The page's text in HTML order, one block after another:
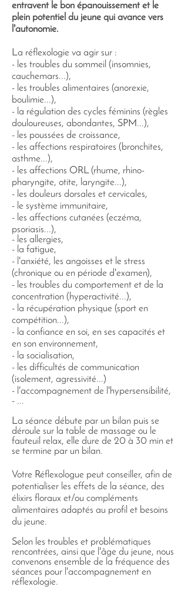
entravent le bon épanouissement et le
plein potentiel du jeune qui avance vers
l'autonomie.
La réflexologie va agir sur :
- les troubles du sommeil (insomnies,
cauchemars...),
- les troubles alimentaires (anorexie,
boulimie...),
- la régulation des cycles féminins (règles
douloureuses, abondantes, SPM...),
- les poussées de croissance,
- les affections respiratoires (bronchites,
asthme...),
- les affections ORL (rhume, rhino-
pharyngite, otite, laryngite...),
- les douleurs dorsales et cervicales,
- le système immunitaire,
- les affections cutanées (eczéma,
psoriasis...),
- les allergies,
- la fatigue,
- l'anxiété, les angoisses et le stress
(chronique ou en période d'examen),
- les troubles du comportement et de la
concentration (hyperactivité...),
- la récupération physique (sport en
compétition...),
- la confiance en soi, en ses capacités et
en son environnement,
- la socialisation,
- les difficultés de communication
(isolement, agressivité...)
- l'accompagnement de l'hypersensibilité,
- ...
La séance débute par un bilan puis se
déroule sur la table de massage ou le
fauteuil relax, elle dure de 20 à 30 min et
se termine par un bilan.
Votre Réflexologue peut conseiller, afin de
potentialiser les effets de la séance, des
élixirs floraux et/ou compléments
alimentaires adaptés au profil et besoins
du jeune.
Selon les troubles et problématiques
rencontrées, ainsi que l'âge du jeune, nous
convenons ensemble de la fréquence des
séances pour l'accompagnement en
réflexologie.